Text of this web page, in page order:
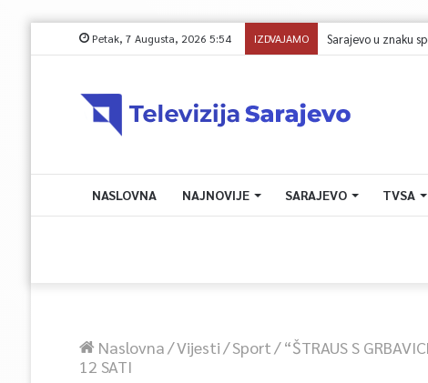
Petak, 7 Augusta, 2026 5:54 IZDVAJAMO
NASLOVNA NAJNOVIJE SARAJEVO TVSA
Naslovna/Vijesti/Sport/ “ŠTRAUS S
12 SATI